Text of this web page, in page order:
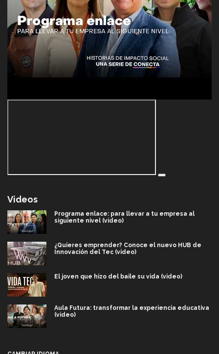
Videos
Programa enlace: para llevar a tu empresa al
siguiente nivel (video)
¿Quieres emprender? Conoce el nuevo HUB de
Innovación del Tec (video)
El joven que hizo del baile su vida (video)
Aula Futura: transformar la experiencia educativa
(video)